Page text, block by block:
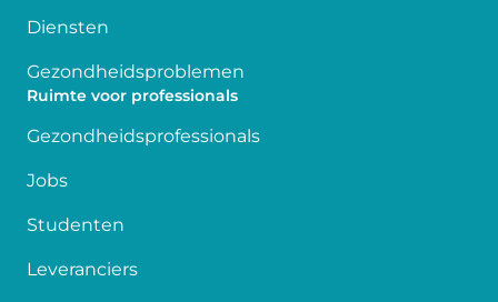
Diensten
Gezondheidsproblemen
Ruimte voor professionals
Gezondheidsprofessionals
Jobs
Studenten
Leveranciers